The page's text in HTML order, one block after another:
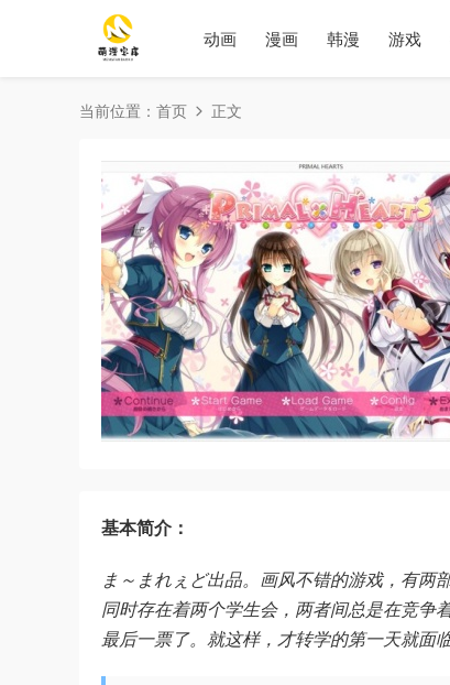
动画 漫画 韩漫 游戏
当前位置： 首页 正文
基本简介：
ま～まれぇど出品。画风不错的游戏，有
同时存在着两个学生会，两者间总是在竞争
最后一票了。就这样，才转学的第一天就面